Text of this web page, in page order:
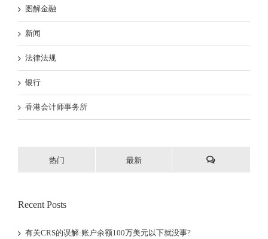
图解金融
新闻
法律法规
银行
香港会计师事务所
热门 最新
Recent Posts
有关CRS的误解:账户余额100万美元以下就没事?